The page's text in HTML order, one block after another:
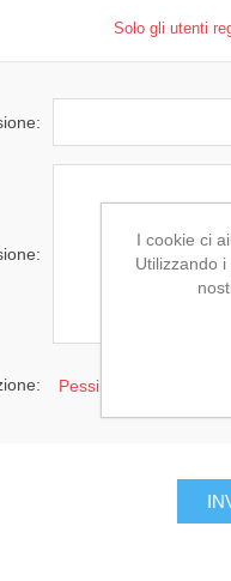
Solo gli utenti
Pessimo
I cookie ci
Utilizzando